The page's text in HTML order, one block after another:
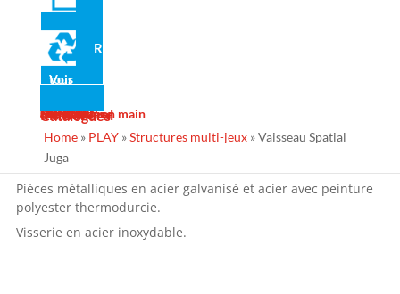
Recyclé
Voir tous
Actualité
Galerie
Services
Design
Fabrication
Maintenance
Projets clé en main
Contact
Ins Général
Catalogues
Home» PLAY»Structures multi-jeux»Vaisseau Spatial
Juga
cto
Matériaux
Polyéthylène haute densité, libre d'entretien et antigraffiti.
Cordes en polypropylène avec âme en acier.
Pièces métalliques en acier galvanisé et acier avec peinture
polyester thermodurcie.
Visserie en acier inoxydable.